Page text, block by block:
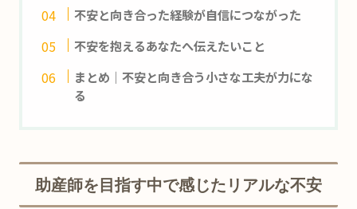
不安と向き合った経験が自信につながった
不安を抱えるあなたへ伝えたいこと
まとめ｜不安と向き合う小さな工夫が力にな
る
助産師を目指す中で感じたリアルな不安